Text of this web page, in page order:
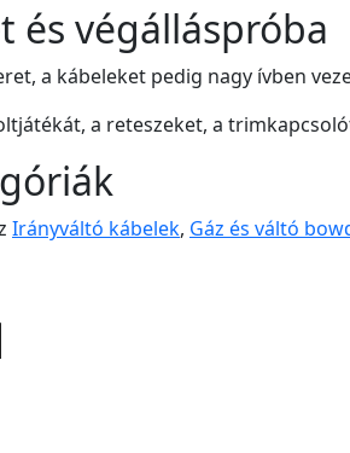
és végálláspróba
a kábeleket pedig nagy ívben
a reteszeket, a
Irányváltó kábelek, Gáz és váltó